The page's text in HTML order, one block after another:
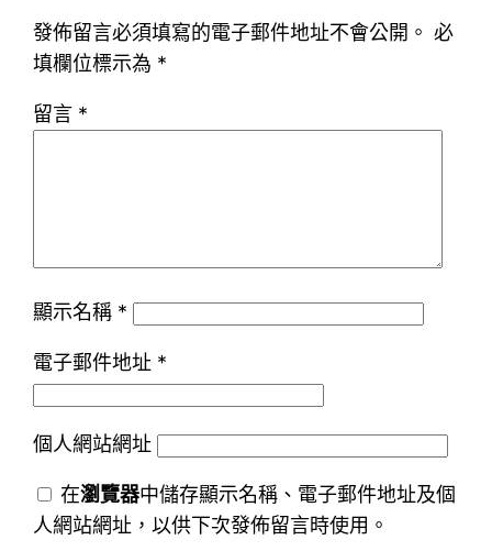
發佈留言必須填寫的電子郵件地址不會公開。 必
填欄位標示為 *
留言 *
顯示名稱 *
電子郵件地址 *
個人網站網址
在瀏覽器中儲存顯示名稱、電子郵件地址及個
人網站網址，以供下次發佈留言時使用。